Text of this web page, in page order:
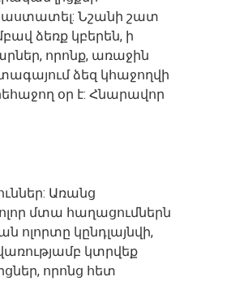
հաստատել: Նշանի շատ
ձեռք կբերեն, ի
որոնք, առաջին
ձեզ կհաջողվի
օր է: Հնարավոր
Առանց
մտա հաղացումներն
ոլորտը կընդլայնվի,
կտրվեք
որոնց հետ